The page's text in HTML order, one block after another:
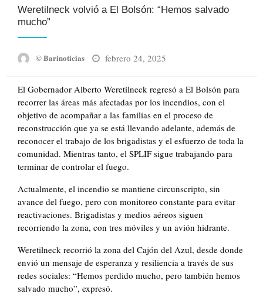
Weretilneck volvió a El Bolsón: “Hemos salvado
mucho”
© Barinoticias
Posted
febrero 24, 2025
El Gobernador Alberto Weretilneck regresó a El Bolsón para
recorrer las áreas más afectadas por los incendios, con el
objetivo de acompañar a las familias en el proceso de
reconstrucción que ya se está llevando adelante, además de
reconocer el trabajo de los brigadistas y el esfuerzo de toda la
comunidad. Mientras tanto, el SPLIF sigue trabajando para
terminar de controlar el fuego.
Actualmente, el incendio se mantiene circunscripto, sin
avance del fuego, pero con monitoreo constante para evitar
reactivaciones. Brigadistas y medios aéreos siguen
recorriendo la zona, con tres móviles y un avión hidrante.
Weretilneck recorrió la zona del Cajón del Azul, desde donde
envió un mensaje de esperanza y resiliencia a través de sus
redes sociales: “Hemos perdido mucho, pero también hemos
salvado mucho”, expresó.